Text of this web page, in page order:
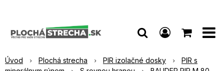
Úvod Plochá strecha PIR izolačné dosky
PIR s